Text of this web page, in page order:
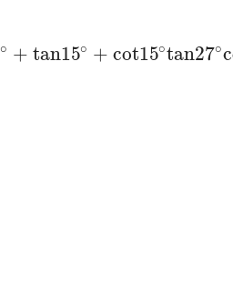
∘ + tan15∘ + cot15∘tan27∘